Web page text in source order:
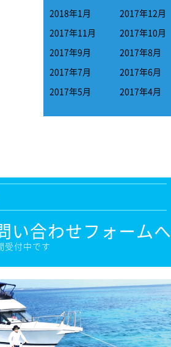
2018年1月
2017年12月
2017年11月
2017年10月
2017年9月
2017年8月
2017年7月
2017年6月
2017年5月
2017年4月
い合わせフォームへ
受付中です